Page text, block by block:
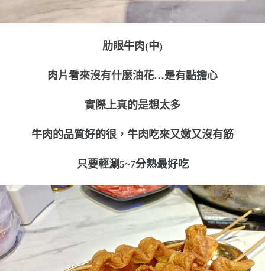
肋眼牛肉(中)
肉片看來沒有什麼油花…是有點擔心
實際上真的是想太多
牛肉的品質好的很，牛肉吃來又嫩又沒有筋
只要輕涮5~7分熟最好吃